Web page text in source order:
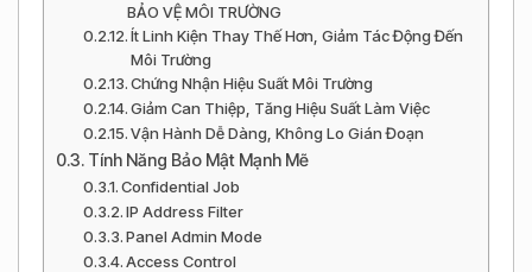
BẢO VỆ MÔI TRƯỜNG
Ít Linh Kiện Thay Thế Hơn, Giảm Tác Động Đến
Môi Trường
Chứng Nhận Hiệu Suất Môi Trường
Giảm Can Thiệp, Tăng Hiệu Suất Làm Việc
Vận Hành Dễ Dàng, Không Lo Gián Đoạn
Tính Năng Bảo Mật Mạnh Mẽ
Confidential Job
IP Address Filter
Panel Admin Mode
Access Control